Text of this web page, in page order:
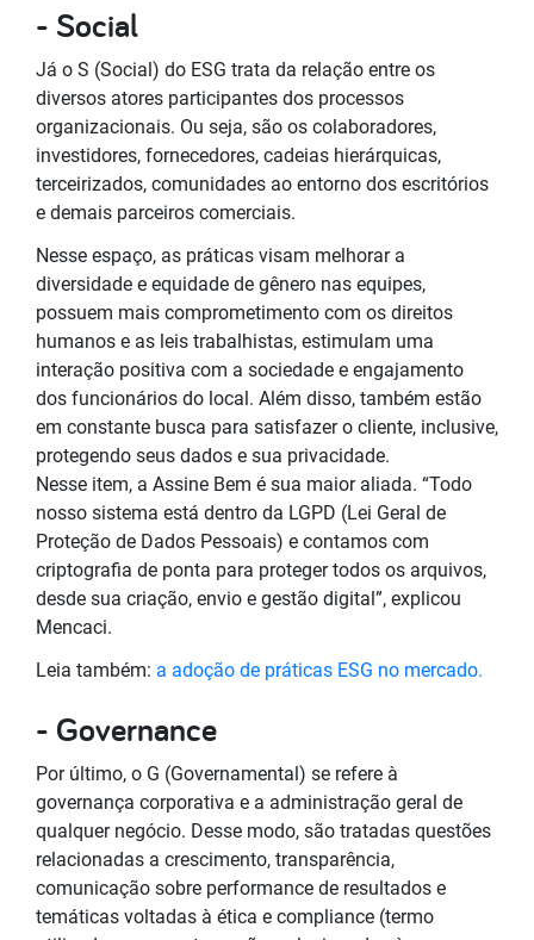
- Social
Já o S (Social) do ESG trata da relação entre os
diversos atores participantes dos processos
organizacionais. Ou seja, são os colaboradores,
investidores, fornecedores, cadeias hierárquicas,
terceirizados, comunidades ao entorno dos escritórios
e demais parceiros comerciais.
Nesse espaço, as práticas visam melhorar a
diversidade e equidade de gênero nas equipes,
possuem mais comprometimento com os direitos
humanos e as leis trabalhistas, estimulam uma
interação positiva com a sociedade e engajamento
dos funcionários do local. Além disso, também estão
em constante busca para satisfazer o cliente, inclusive,
protegendo seus dados e sua privacidade.
Nesse item, a Assine Bem é sua maior aliada. “Todo
nosso sistema está dentro da LGPD (Lei Geral de
Proteção de Dados Pessoais) e contamos com
criptografia de ponta para proteger todos os arquivos,
desde sua criação, envio e gestão digital”, explicou
Mencaci.
Leia também: a adoção de práticas ESG no mercado.
- Governance
Por último, o G (Governamental) se refere à
governança corporativa e a administração geral de
qualquer negócio. Desse modo, são tratadas questões
relacionadas a crescimento, transparência,
comunicação sobre performance de resultados e
temáticas voltadas à ética e compliance (termo